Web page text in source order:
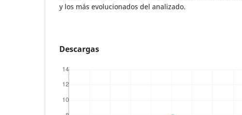
y los más evolucionados del analizado.
Descargas